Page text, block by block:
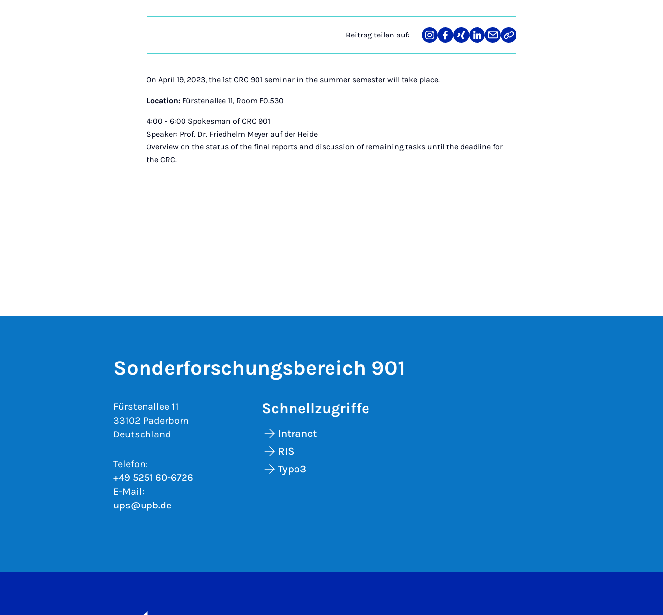
Beitrag teilen auf:
Teilen
auf
Teilen
auf
Teilen
auf
Teilen
auf
Teilen
über
Link
kopieren
On April 19, 2023, the 1st CRC 901 seminar in the summer semester will take place.
Location: Fürstenallee 11, Room F0.530
4:00 - 6:00 Spokesman of CRC 901
Speaker: Prof. Dr. Friedhelm Meyer auf der Heide
Overview on the status of the final reports and discussion of remaining tasks until the deadline for
the CRC.
Sonderforschungsbereich 901
Fürstenallee 11
33102 Paderborn
Deutschland
Telefon:
+49 5251 60-6726
E-Mail:
ups@upb.de
Schnellzugriffe
Intranet
RIS
Typo3